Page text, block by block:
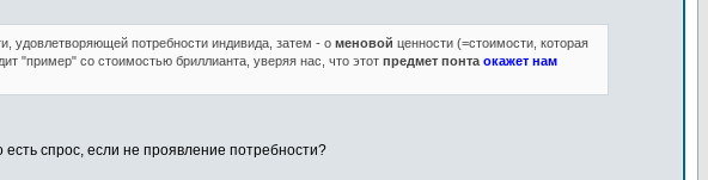
удовлетворяющей потребности индивида, затем - о меновой ценности (=стоимости, которая
"пример" со стоимостью бриллианта, уверяя нас, что этот предмет понта окажет нам
спрос, если не проявление потребности?